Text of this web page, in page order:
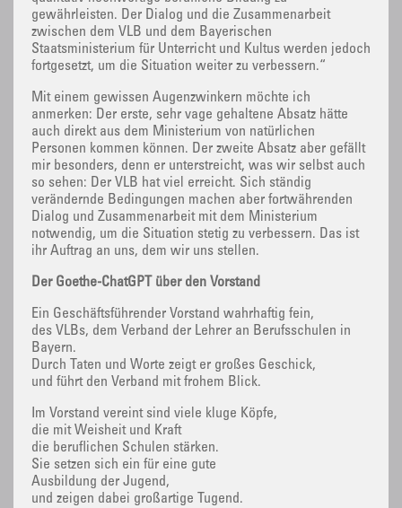
gewährleisten. Der Dialog und die Zusammenarbeit
zwischen dem VLB und dem Bayerischen
Staatsministerium für Unterricht und Kultus werden jedoch
fortgesetzt, um die Situation weiter zu verbessern.“
Mit einem gewissen Augenzwinkern möchte ich
anmerken: Der erste, sehr vage gehaltene Absatz hätte
auch direkt aus dem Ministerium von natürlichen
Personen kommen können. Der zweite Absatz aber gefällt
mir besonders, denn er unterstreicht, was wir selbst auch
so sehen: Der VLB hat viel erreicht. Sich ständig
verändernde Bedingungen machen aber fortwährenden
Dialog und Zusammenarbeit mit dem Ministerium
notwendig, um die Situation stetig zu verbessern. Das ist
ihr Auftrag an uns, dem wir uns stellen.
Der Goethe-ChatGPT über den Vorstand
Ein Geschäftsführender Vorstand wahrhaftig fein,
des VLBs, dem Verband der Lehrer an Berufsschulen in
Bayern.
Durch Taten und Worte zeigt er großes Geschick,
und führt den Verband mit frohem Blick.
Im Vorstand vereint sind viele kluge Köpfe,
die mit Weisheit und Kraft
die beruflichen Schulen stärken.
Sie setzen sich ein für eine gute
Ausbildung der Jugend,
und zeigen dabei großartige Tugend.